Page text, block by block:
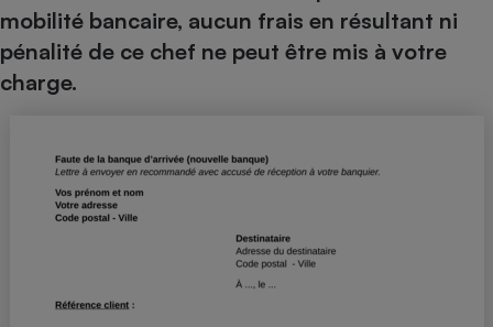
mobilité bancaire, aucun frais en résultant ni
pénalité de ce chef ne peut être mis à votre
charge.
Antivirus